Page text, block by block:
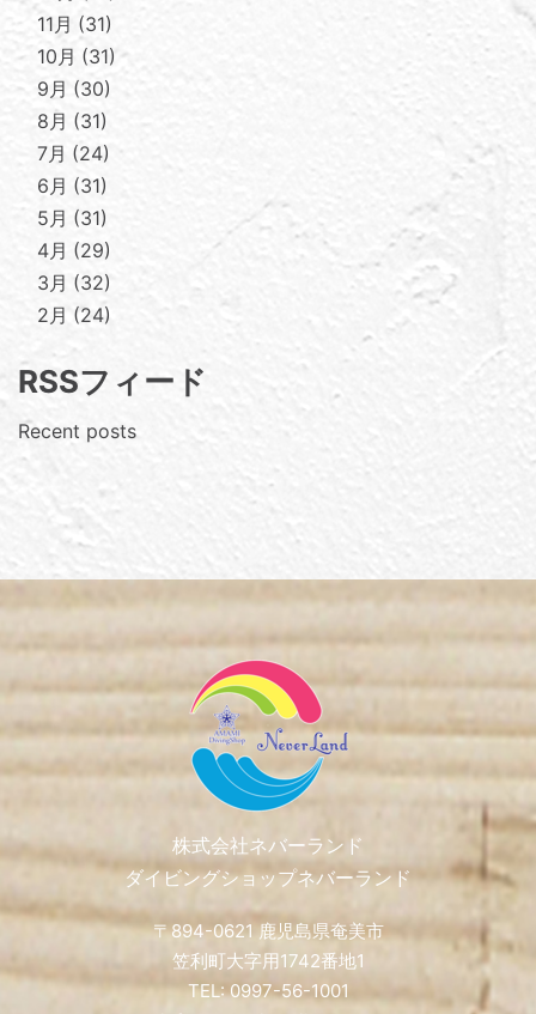
11月
31
10月
31
9月
30
8月
31
7月
24
6月
31
5月
31
4月
29
3月
32
2月
24
RSSフィード
Recent posts
Footer
株式会社ネバーランド
ダイビングショップネバーランド
〒894-0621 鹿児島県奄美市
笠利町大字用1742番地1
TEL: 0997-56-1001